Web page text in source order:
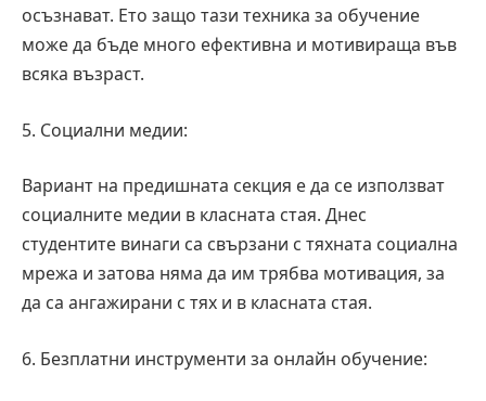
осъзнават. Ето защо тази техника за обучение
може да бъде много ефективна и мотивираща във
всяка възраст.
5. Социални медии:
Вариант на предишната секция е да се използват
социалните медии в класната стая. Днес
студентите винаги са свързани с тяхната социална
мрежа и затова няма да им трябва мотивация, за
да са ангажирани с тях и в класната стая.
6. Безплатни инструменти за онлайн обучение: